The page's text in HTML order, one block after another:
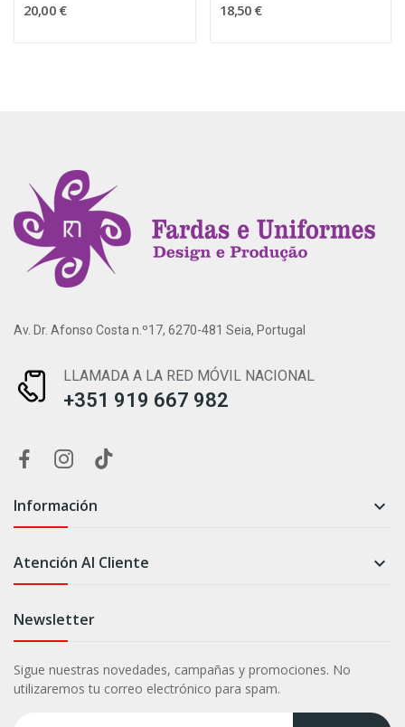
20,00 € 18,50 €
Av. Dr. Afonso Costa n.º17, 6270-481 Seia, Portugal
LLAMADA A LA RED MÓVIL NACIONAL
+351 919 667 982
Información 
Atención Al Cliente 
Newsletter
Sigue nuestras novedades, campañas y promociones. No
utilizaremos tu correo electrónico para spam.